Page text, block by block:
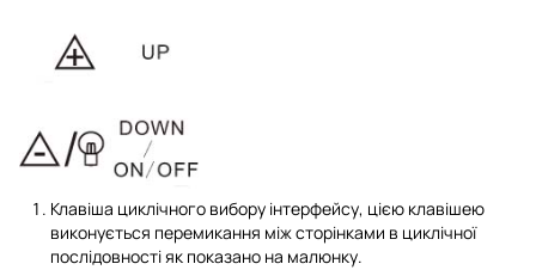
Клавіша циклічного вибору інтерфейсу, цією клавішею
виконується перемикання між сторінками в циклічної
послідовності як показано на малюнку.